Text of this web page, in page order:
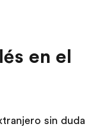
en el
sin duda